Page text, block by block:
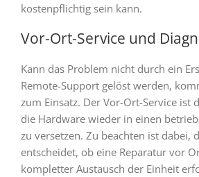
kostenpflichtig sein kann.
Vor-Ort-Service und
Kann das Problem nicht durch ein
Remote-Support gelöst werden,
zum Einsatz. Der Vor-Ort-Service ist
die Hardware wieder in einen
zu versetzen. Zu beachten ist dabei,
entscheidet, ob eine Reparatur vor
kompletter Austausch der Einheit